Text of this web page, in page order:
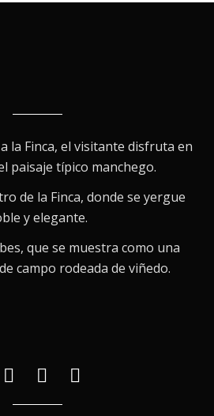
la Finca, el visitante disfruta en
paisaje típico manchego.
de la Finca, donde se yergue
y elegante.
que se muestra como una
campo rodeada de viñedo.